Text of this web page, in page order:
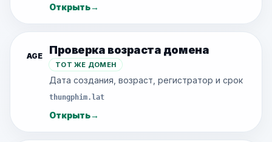
Открыть→
AGE Проверка возраста домена
ТОТ ЖЕ ДОМЕН
Дата создания, возраст, регистратор и срок
thungphim.lat
Открыть→